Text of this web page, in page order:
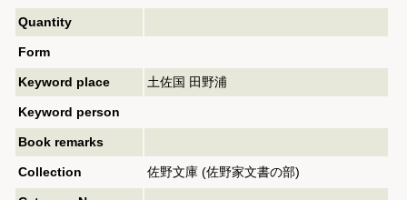
Quantity
Form
Keyword place 土佐国 田野浦
Keyword person
Book remarks
Collection 佐野文庫 (佐野家文書の部)